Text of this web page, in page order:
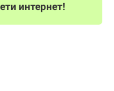
интернет!